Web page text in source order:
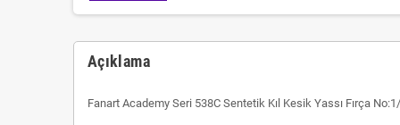
Açıklama
Fanart Academy Seri 538C Sentetik Kıl Kesik Yassı Fırça